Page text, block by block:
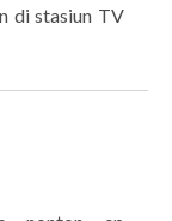
di stasiun TV